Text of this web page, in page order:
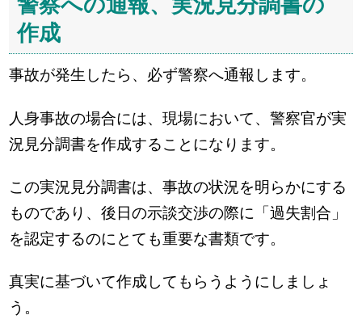
警察への通報、実況見分調書の
作成
事故が発生したら、必ず警察へ通報します。
人身事故の場合には、現場において、警察官が実
況見分調書を作成することになります。
この実況見分調書は、事故の状況を明らかにする
ものであり、後日の示談交渉の際に「過失割合」
を認定するのにとても重要な書類です。
真実に基づいて作成してもらうようにしましょ
う。